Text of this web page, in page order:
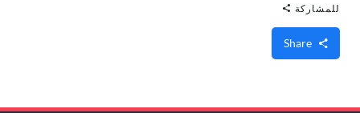
للمشاركة